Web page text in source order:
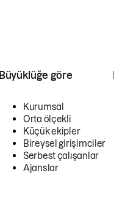
Büyüklüğe göre
Kurumsal
Orta ölçekli
Küçük ekipler
Bireysel girişimciler
Serbest çalışanlar
Ajanslar